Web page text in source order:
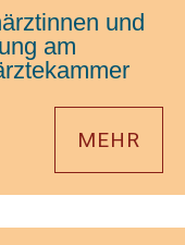
und
am
MEHR